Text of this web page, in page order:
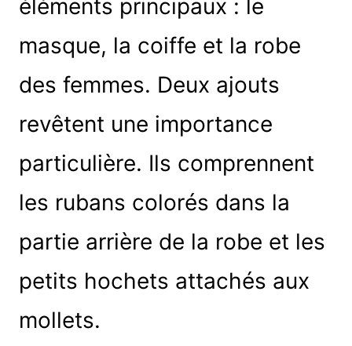
éléments principaux : le
masque, la coiffe et la robe
des femmes. Deux ajouts
revêtent une importance
particulière. Ils comprennent
les rubans colorés dans la
partie arrière de la robe et les
petits hochets attachés aux
mollets.